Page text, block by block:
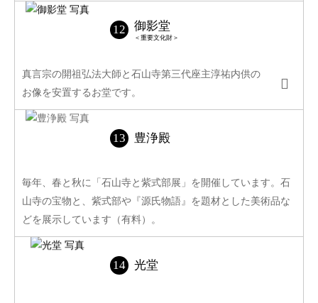
御影堂
＜重要文化財＞
真言宗の開祖弘法大師と石山寺第三代座主淳祐内供の
お像を安置するお堂です。
豊浄殿
毎年、春と秋に「石山寺と紫式部展」を開催しています。石
山寺の宝物と、紫式部や『源氏物語』を題材とした美術品な
どを展示しています（有料）。
光堂